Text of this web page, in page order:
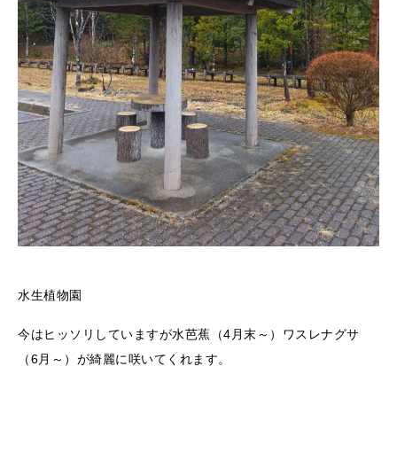
水生植物園
今はヒッソリしていますが水芭蕉（4月末～）ワスレナグサ
（6月～）が綺麗に咲いてくれます。